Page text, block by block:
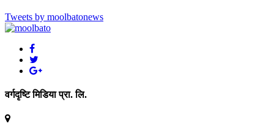
Tweets by moolbatonews
वर्गदृष्टि मिडिया प्रा. लि.